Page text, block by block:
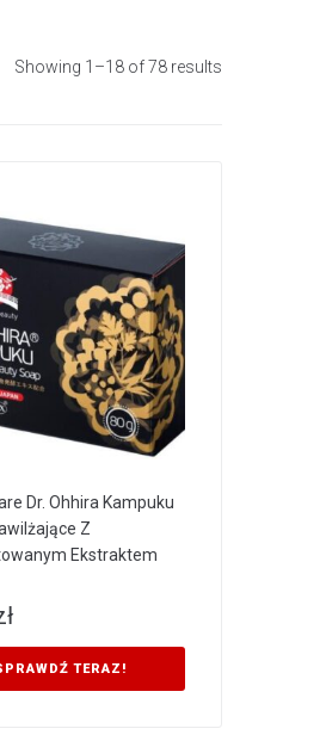
Showing 1–18 of 78 results
Dr. Ohhira Kampuku
Z
Ekstraktem
TERAZ!